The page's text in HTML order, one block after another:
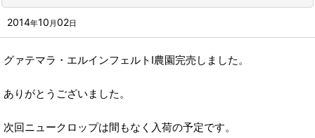
2014年10 月02日
グァテマラ・エルインフェルトⅠ農園完売しました。
ありがとうございました。
次回ニュークロップは間もなく入荷の予定です。